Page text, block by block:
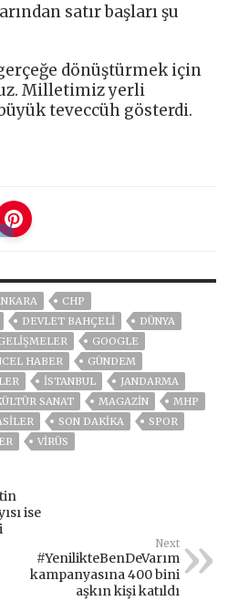
satır başları şu
dönüştürmek için
Milletimiz yerli
teveccüh gösterdi.
CHP
DEVLET BAHÇELİ
DÜNYA
GOOGLE
HABER
GÜNDEM
ISTANBUL
JANDARMA
SANAT MAGAZİN
MHP
SON DAKIKA
SPOR
VIRÜS
ise
Next
#YenilikteBenDeVarım
kampanyasına 400 bini
aşkın kişi katıldı